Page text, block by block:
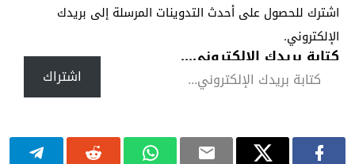
اشترك للحصول على أحدث التدوينات المرسلة إلى بريدك
الإلكتروني.
كتابة بريدك الإلكتروني...
اشتراك